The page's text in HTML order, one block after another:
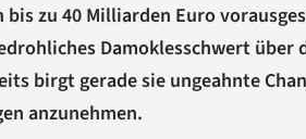
zu 40 Milliarden Euro
Damoklesschwert über
birgt gerade sie ungeahnte
anzunehmen.